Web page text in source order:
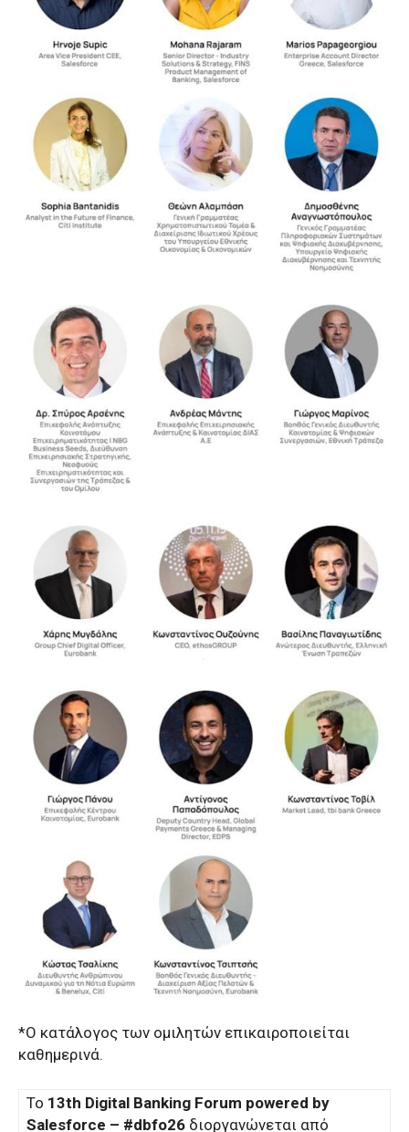
*Ο κατάλογος των ομιλητών επικαιροποιείται
καθημερινά.
To 13th Digital Banking Forum powered by
Salesforce – #dbfo26 διοργανώνεται από